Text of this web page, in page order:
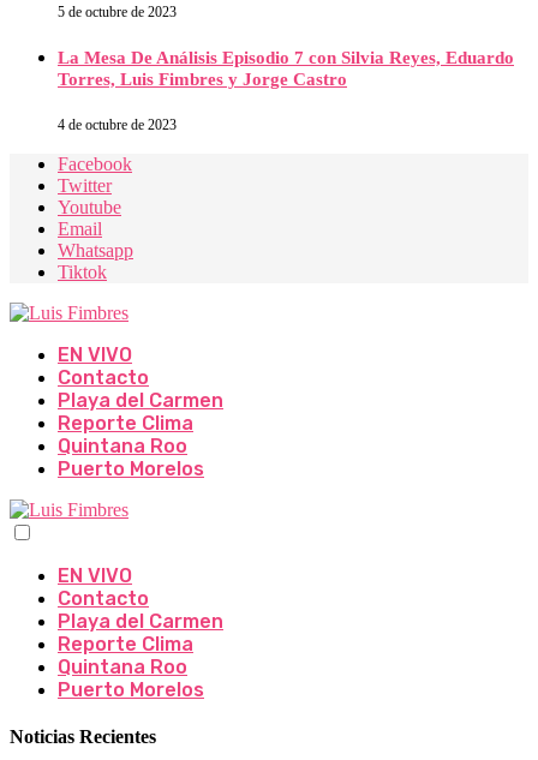
5 de octubre de 2023
La Mesa De Análisis Episodio 7 con Silvia Reyes, Eduardo
Torres, Luis Fimbres y Jorge Castro
4 de octubre de 2023
Facebook
Twitter
Youtube
Email
Whatsapp
Tiktok
EN VIVO
Contacto
Playa del Carmen
Reporte Clima
Quintana Roo
Puerto Morelos
EN VIVO
Contacto
Playa del Carmen
Reporte Clima
Quintana Roo
Puerto Morelos
Noticias Recientes